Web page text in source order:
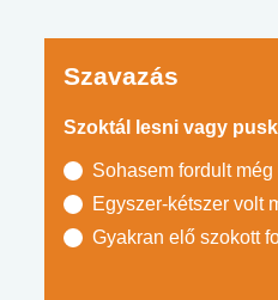
Szavazás
Szoktál lesni vagy
Sohasem fordult még
Egyszer-kétszer volt
Gyakran elő szokott